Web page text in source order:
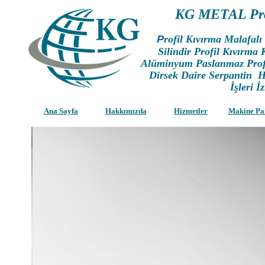
KG METAL
Profil Kıvırma
Silindir Profil Kıvırma
Alüminyum Paslanmaz
Dirsek Daire Serpantin
İşleri
Ana Sayfa Hakkımızda Hizmetler Makine